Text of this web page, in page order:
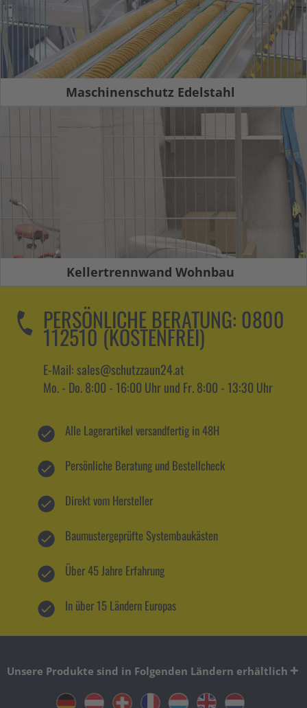
Maschinenschutz Edelstahl
Kellertrennwand Wohnbau
PERSÖNLICHE BERATUNG: 0800
112510 (KOSTENFREI)
E-Mail: sales@schutzzaun24.at
Mo. - Do. 8:00 - 16:00 Uhr und Fr. 8:00 - 13:30 Uhr
Alle Lagerartikel versandfertig in 48H
Persönliche Beratung und Bestellcheck
Direkt vom Hersteller
Baumustergeprüfte Systembaukästen
Über 45 Jahre Erfahrung
In über 15 Ländern Europas
Unsere Produkte sind in Folgenden Ländern erhältlich